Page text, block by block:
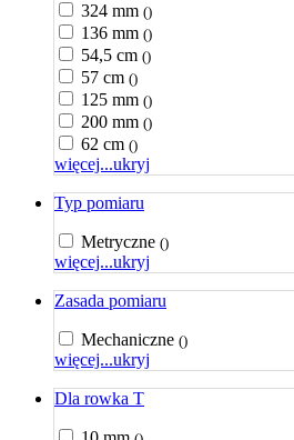
324 mm ()
136 mm ()
54,5 cm ()
57 cm ()
125 mm ()
200 mm ()
62 cm ()
więcej...ukryj
Typ pomiaru
Metryczne ()
więcej...ukryj
Zasada pomiaru
Mechaniczne ()
więcej...ukryj
Dla rowka T